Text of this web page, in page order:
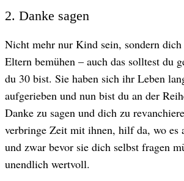
2. Danke sagen
Nicht mehr nur Kind sein, sondern
Eltern bemühen – auch das solltest du
du 30 bist. Sie haben sich ihr Leben
aufgerieben und nun bist du an der
Danke zu sagen und dich zu
verbringe Zeit mit ihnen, hilf da, wo es
und zwar bevor sie dich selbst fragen
unendlich wertvoll.